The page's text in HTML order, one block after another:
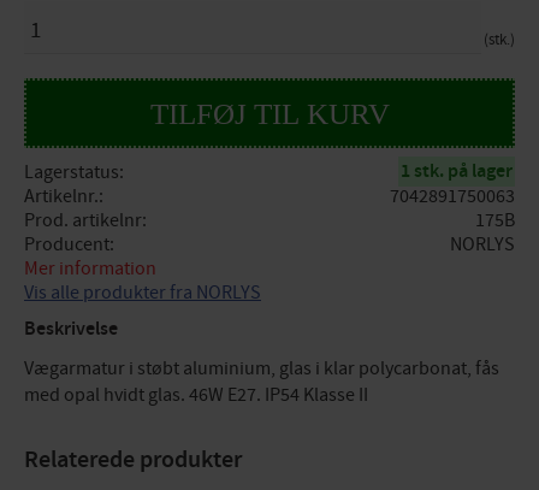
stk.
Lagerstatus 1 stk. på lager
Artikelnr.
7042891750063
Prod. artikelnr
175B
Producent
NORLYS
Mer information
Vis alle produkter fra NORLYS
Beskrivelse
Vægarmatur i støbt aluminium, glas i klar polycarbonat, fås
med opal hvidt glas. 46W E27. IP54 Klasse II
Relaterede produkter